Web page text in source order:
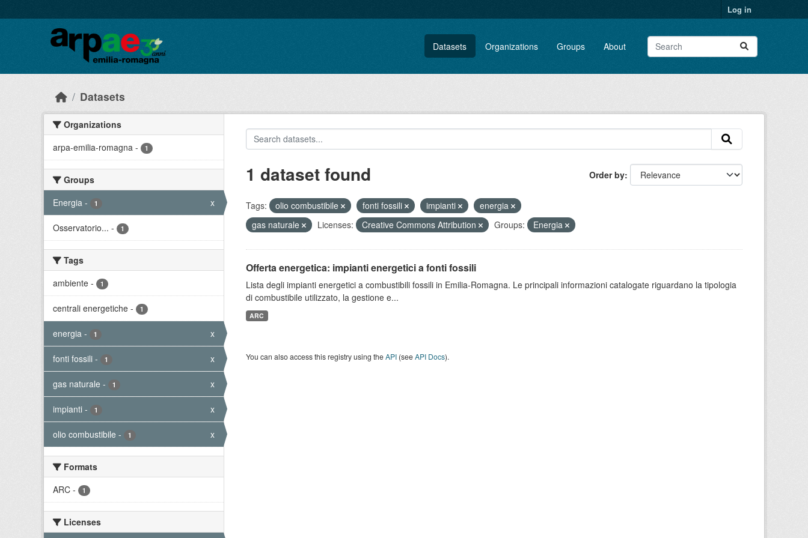
Log in
Datasets Organizations Groups About
Datasets
Organizations
arpa-emilia-romagna - 1
Groups
Energia - 1 x
Osservatorio... - 1
Tags
ambiente - 1
centrali energetiche - 1
energia - 1 x
fonti fossili - 1 x
gas naturale - 1 x
impianti - 1 x
olio combustibile - 1 x
Formats
ARC - 1
Licenses
Order by
1 dataset found
Tags: olio combustibile fonti fossili impianti
energia
gas naturale
Licenses: Creative Commons Attribution Groups: Energia
Offerta energetica: impianti energetici a fonti fossili
Lista degli impianti energetici a combustibili fossili in Emilia-Romagna. Le principali informazioni catalogate riguardano la tipologia
di combustibile utilizzato, la gestione e...
ARC
You can also access this registry using theAPI(seeAPI Docs).